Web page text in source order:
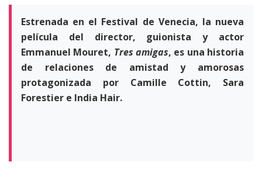
Estrenada en el Festival de Venecia, la nueva
película del director, guionista y actor
Emmanuel Mouret, Tres amigas, es una historia
de relaciones de amistad y amorosas
protagonizada por Camille Cottin, Sara
Forestier e India Hair.